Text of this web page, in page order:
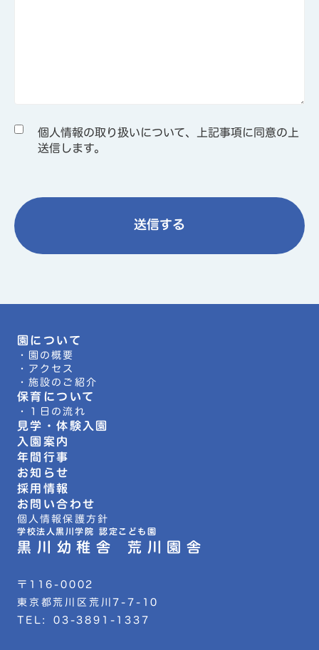
個人情報の取り扱いについて、上記事項に同意の上
送信します。
送信する
学校法人黒川学院 認定こども園
黒川幼稚舎 荒川園舎
〒116-0002
東京都荒川区荒川7-7-10
TEL: 03-3891-1337
園について
・園の概要
・アクセス
・施設のご紹介
保育について
・１日の流れ
見学・体験入園
入園案内
年間行事
お知らせ
採用情報
お問い合わせ
個人情報保護方針